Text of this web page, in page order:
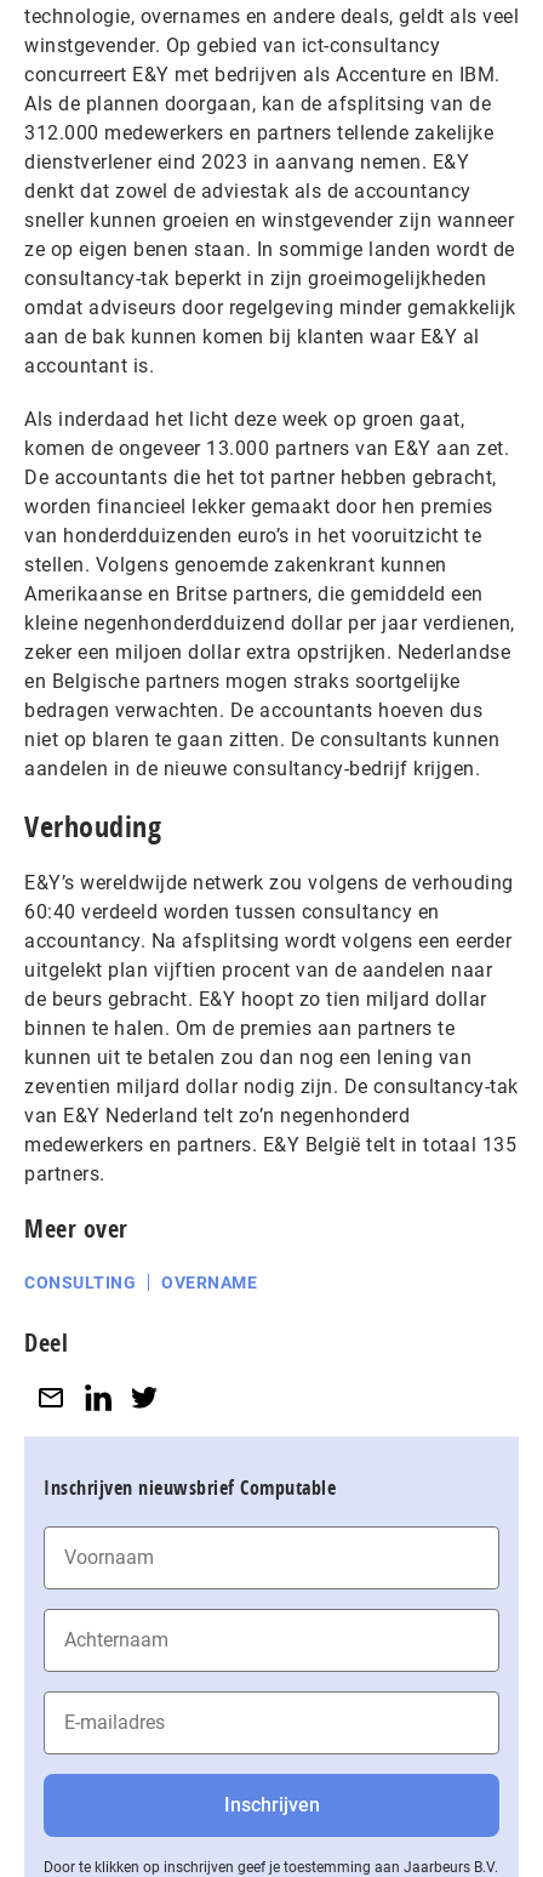
technologie, overnames en andere deals, geldt als veel
winstgevender. Op gebied van ict-consultancy
concurreert E&Y met bedrijven als Accenture en IBM.
Als de plannen doorgaan, kan de afsplitsing van de
312.000 medewerkers en partners tellende zakelijke
dienstverlener eind 2023 in aanvang nemen. E&Y
denkt dat zowel de adviestak als de accountancy
sneller kunnen groeien en winstgevender zijn wanneer
ze op eigen benen staan. In sommige landen wordt de
consultancy-tak beperkt in zijn groeimogelijkheden
omdat adviseurs door regelgeving minder gemakkelijk
aan de bak kunnen komen bij klanten waar E&Y al
accountant is.
Als inderdaad het licht deze week op groen gaat,
komen de ongeveer 13.000 partners van E&Y aan zet.
De accountants die het tot partner hebben gebracht,
worden financieel lekker gemaakt door hen premies
van honderdduizenden euro’s in het vooruitzicht te
stellen. Volgens genoemde zakenkrant kunnen
Amerikaanse en Britse partners, die gemiddeld een
kleine negenhonderdduizend dollar per jaar verdienen,
zeker een miljoen dollar extra opstrijken. Nederlandse
en Belgische partners mogen straks soortgelijke
bedragen verwachten. De accountants hoeven dus
niet op blaren te gaan zitten. De consultants kunnen
aandelen in de nieuwe consultancy-bedrijf krijgen.
Verhouding
E&Y’s wereldwijde netwerk zou volgens de verhouding
60:40 verdeeld worden tussen consultancy en
accountancy. Na afsplitsing wordt volgens een eerder
uitgelekt plan vijftien procent van de aandelen naar
de beurs gebracht. E&Y hoopt zo tien miljard dollar
binnen te halen. Om de premies aan partners te
kunnen uit te betalen zou dan nog een lening van
zeventien miljard dollar nodig zijn. De consultancy-tak
van E&Y Nederland telt zo’n negenhonderd
medewerkers en partners. E&Y België telt in totaal 135
partners.
Meer over
CONSULTING OVERNAME
Deel
Inschrijven nieuwsbrief Computable
Door te klikken op inschrijven geef je toestemming aan Jaarbeurs B.V.